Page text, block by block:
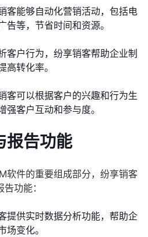
客能够自动化营销活动，包括电
等，节省时间和资源。
客户行为，纷享销客帮助企业制
高转化率。
客可以根据客户的兴趣和行为生
强客户互动和参与度。
报告功能
软件的重要组成部分，纷享销客
功能：
提供实时数据分析功能，帮助企
场变化。